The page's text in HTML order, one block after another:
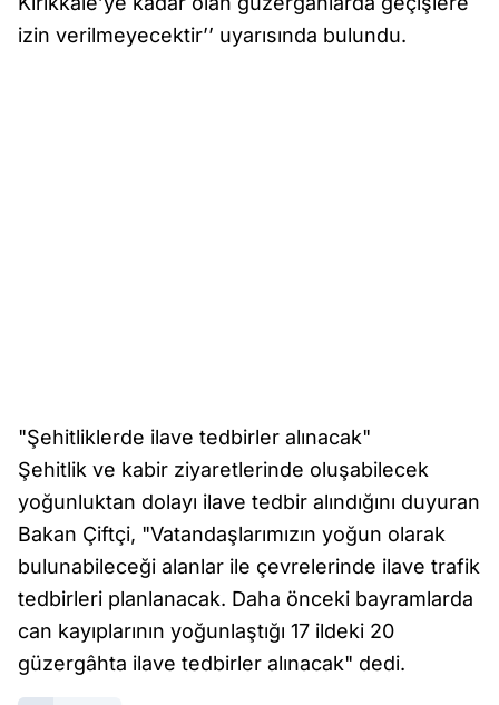
izin verilmeyecektir’’ uyarısında bulundu.
"Şehitliklerde ilave tedbirler alınacak"
Şehitlik ve kabir ziyaretlerinde oluşabilecek
yoğunluktan dolayı ilave tedbir alındığını duyuran
Bakan Çiftçi, "Vatandaşlarımızın yoğun olarak
bulunabileceği alanlar ile çevrelerinde ilave trafik
tedbirleri planlanacak. Daha önceki bayramlarda
can kayıplarının yoğunlaştığı 17 ildeki 20
güzergâhta ilave tedbirler alınacak" dedi.